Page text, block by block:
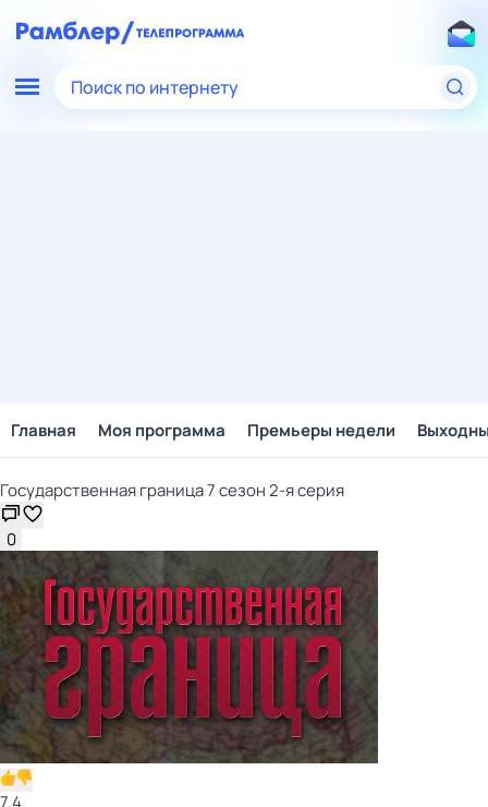
Поиск по интернету
Главная Моя программа Премьеры недели
Государственная граница 7 сезон 2-я серия
0
7.4